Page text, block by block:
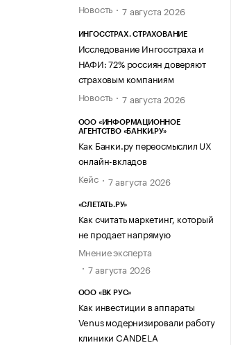
Новость
7 августа 2026
ИНГОССТРАХ. СТРАХОВАНИЕ
Исследование Ингосстраха и
НАФИ: 72% россиян доверяют
страховым компаниям
Новость
7 августа 2026
ООО «ИНФОРМАЦИОННОЕ
АГЕНТСТВО «БАНКИ.РУ»
Как Банки.ру переосмыслил UX
онлайн-вкладов
Кейс
7 августа 2026
«СЛЕТАТЬ.РУ»
Как считать маркетинг, который
не продает напрямую
Мнение эксперта
7 августа 2026
ООО «ВК РУС»
Как инвестиции в аппараты
Venus модернизировали работу
клиники CANDELA